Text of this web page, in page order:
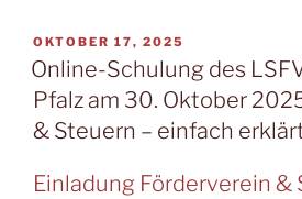
VERÖFFENTLICHT
AM
OKTOBER 17, 2025
Online-Schulung des
Pfalz am 30. Oktober
& Steuern – einfach
Einladung Förderverein &